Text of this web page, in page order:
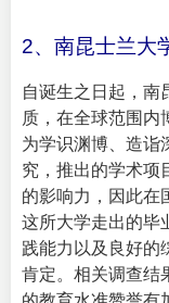
2、南昆士兰大
自诞生之日起，南
质，在全球范围内
为学识渊博、造诣
究，推出的学术项
的影响力，因此在
这所大学走出的毕
践能力以及良好的
肯定。相关调查结